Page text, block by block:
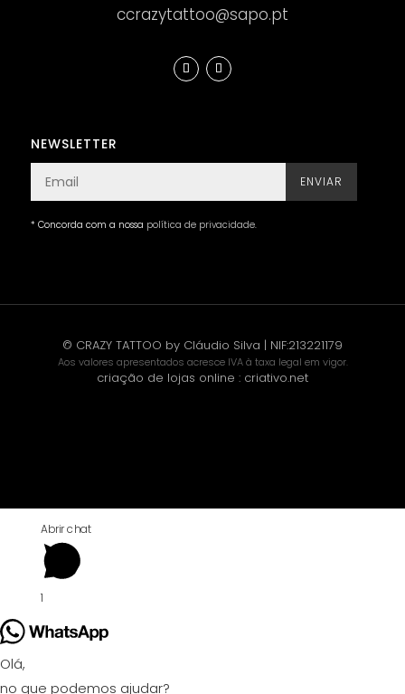
ccrazytattoo@sapo.pt
NEWSLETTER
ENVIAR
* Concorda com a nossa política de privacidade.
© CRAZY TATTOO by Cláudio Silva | NIF:213221179
Aos valores apresentados acresce IVA à taxa legal em vigor.
criação de lojas online : criativo.net
Abrir chat
1
Olá,
no que podemos ajudar?